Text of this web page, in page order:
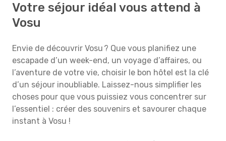
Votre séjour idéal vous attend à
Vosu
Envie de découvrir Vosu ? Que vous planifiez une
escapade d’un week-end, un voyage d’affaires, ou
l’aventure de votre vie, choisir le bon hôtel est la clé
d’un séjour inoubliable. Laissez-nous simplifier les
choses pour que vous puissiez vous concentrer sur
l’essentiel : créer des souvenirs et savourer chaque
instant à Vosu !